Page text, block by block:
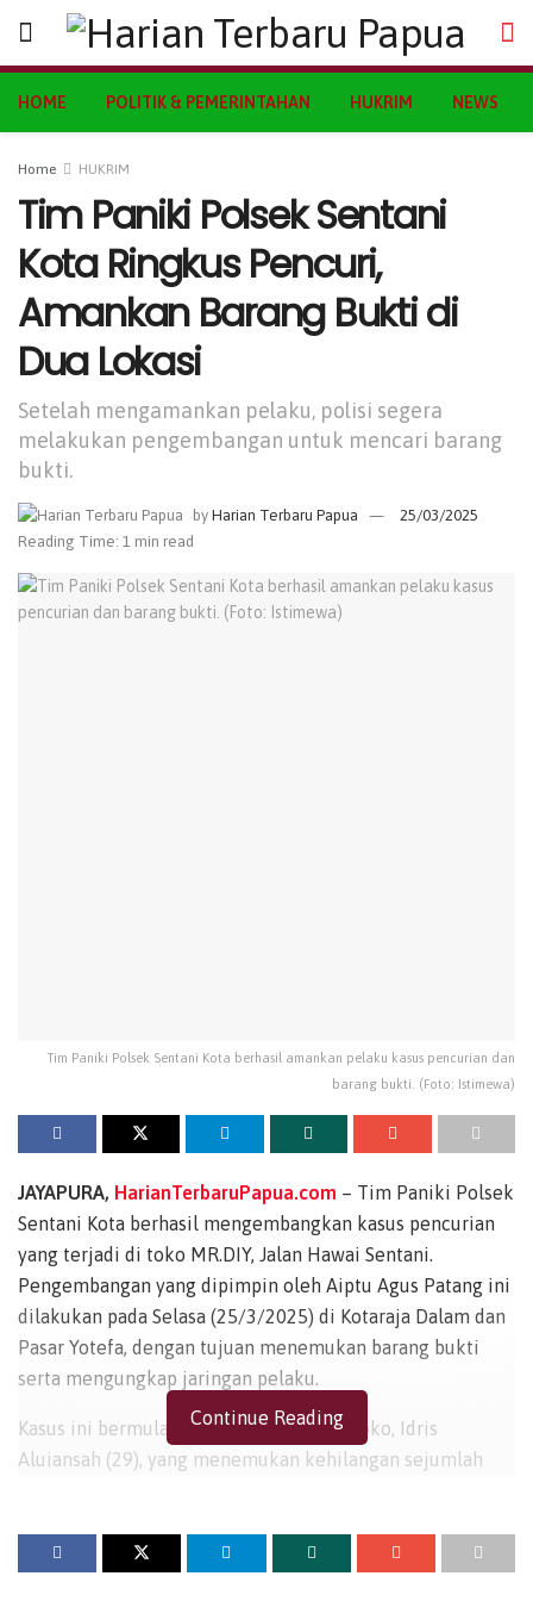
HOME POLITIK & PEMERINTAHAN HUKRIM NEWS
Home HUKRIM
Tim Paniki Polsek Sentani
Kota Ringkus Pencuri,
Amankan Barang Bukti di
Dua Lokasi
Setelah mengamankan pelaku, polisi segera
melakukan pengembangan untuk mencari barang
bukti.
by Harian Terbaru Papua
25/03/2025
Reading Time: 1 min read
Tim Paniki Polsek Sentani Kota berhasil amankan pelaku kasus pencurian dan
barang bukti. (Foto: Istimewa)
JAYAPURA, HarianTerbaruPapua.com – Tim Paniki Polsek
Sentani Kota berhasil mengembangkan kasus pencurian
yang terjadi di toko MR.DIY, Jalan Hawai Sentani.
Pengembangan yang dipimpin oleh Aiptu Agus Patang ini
dilakukan pada Selasa (25/3/2025) di Kotaraja Dalam dan
Pasar Yotefa, dengan tujuan menemukan barang bukti
serta mengungkap jaringan pelaku.
Kasus ini bermula dari laporan pemilik toko, Idris
Aluiansah (29), yang menemukan kehilangan sejumlah
(9/3/2025) dan Selasa (11/3/2025), dengan pelaku yang
Continue Reading